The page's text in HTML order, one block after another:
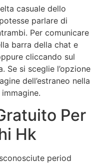
casuale dello
parlare di
Per comunicare
barra della chat e
cliccando sul
Se si sceglie l’opzione
dell’estraneo nella
Per
Hk
period